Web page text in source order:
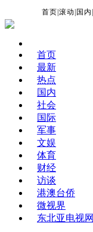
首页 |滚动 国内
首页
最新
热点
国内
社会
国际
军事
文娱
体育
财经
访谈
港澳台侨
微视界
东北亚电视网